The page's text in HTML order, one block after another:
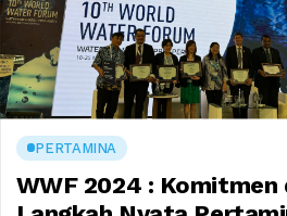
PERTAMINA
WWF 2024 : Komitmen